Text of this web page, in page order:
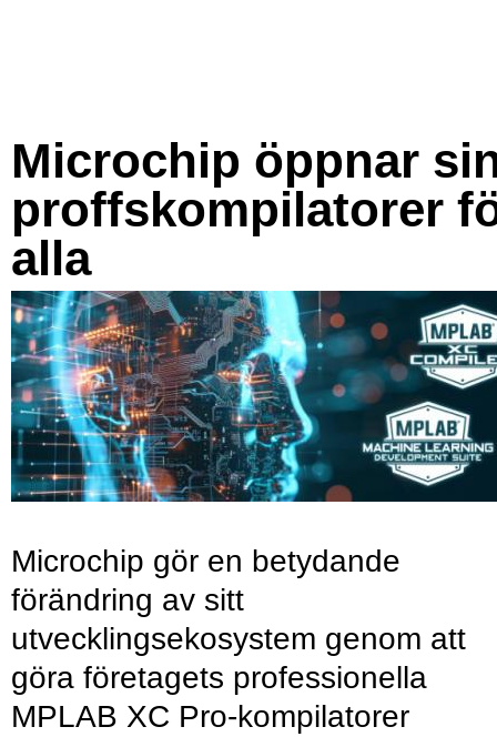
Microchip öppnar
proffskompilatorer
alla
Microchip gör en betydande
förändring av sitt
utvecklingsekosystem genom att
göra företagets professionella
MPLAB XC Pro-kompilatorer